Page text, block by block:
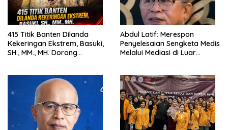
415 Titik Banten Dilanda
Kekeringan Ekstrem, Basuki,
SH., MM., MH. Dorong
Abdul Latif: Merespon
Penyelesaian Sengketa Medis
Melalui Mediasi di Luar